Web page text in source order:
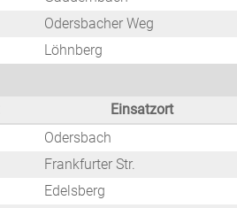
Odersbacher Weg
Löhnberg
Einsatzort
Odersbach
Frankfurter Str.
Edelsberg